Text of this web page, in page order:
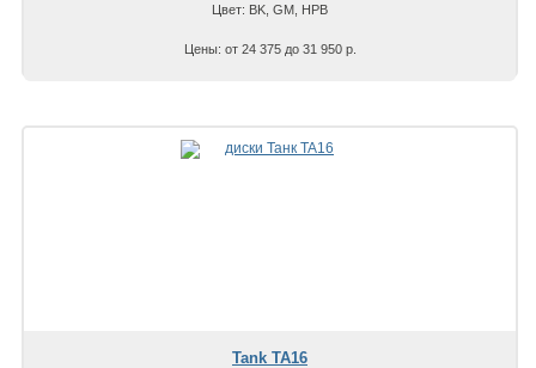
Цвет: BK, GM, HPB
Цены: от 24 375 до 31 950 р.
Tank TA16